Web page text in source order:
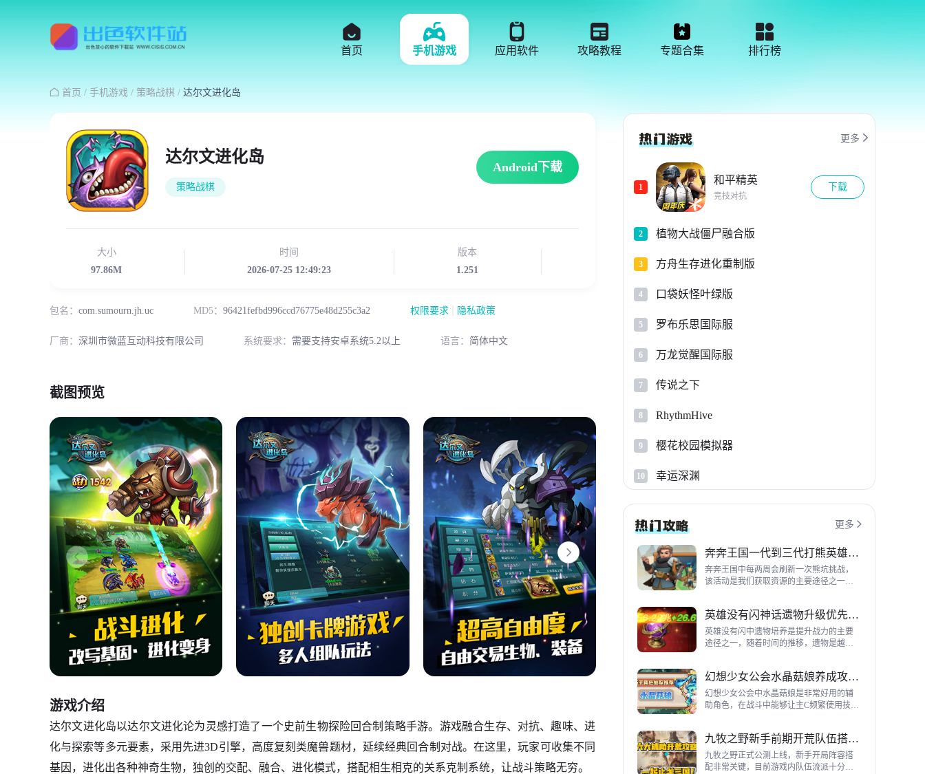
首页 手机游戏 应用软件 攻略教程 专题合集 排行榜
 首页 / 手机游戏 / 策略战棋 / 达尔文进化岛
达尔文进化岛
策略战棋
Android下载
大小
97.86M
时间
2026-07-25 12:49:23
版本
1.251
包名： com.sumourn.jh.uc MD5： 96421fefbd996ccd76775e48d255c3a2 权限要求 隐私政策
厂商： 深圳市微蓝互动科技有限公司 系统要求： 需要支持安卓系统5.2以上 语言： 简体中文
截图预览
游戏介绍
达尔文进化岛以达尔文进化论为灵感打造了一个史前生物探险回合制策略手游。游戏融合生存、对抗、趣味、进
化与探索等多元要素，采用先进3D引擎，高度复刻类魔兽题材，延续经典回合制对战。在这里，玩家可收集不同
基因，进化出各种神奇生物，独创的交配、融合、进化模式，搭配相生相克的关系克制系统，让战斗策略无穷。
更多 
1
和平精英
竞技对抗
下载
2 植物大战僵尸融合版
3 方舟生存进化重制版
4 口袋妖怪叶绿版
5 罗布乐思国际服
6 万龙觉醒国际服
7 传说之下
8 RhythmHive
9 樱花校园模拟器
10 幸运深渊
更多 
奔奔王国一代到三代打熊英雄推荐
奔奔王国中每两周会刷新一次熊坑挑战，
该活动是我们获取资源的主要途径之一，
到三代打熊英雄选择建议，各位参考一
下。
英雄没有闪神话遗物升级优先级指南
英雄没有闪中遗物培养是提升战力的主要
途径之一，随着时间的推移，遗物是越来
神话遗物升级优先级建议。
幻想少女公会水晶菇娘养成攻略详解
幻想少女公会中水晶菇娘是非常好用的辅
助角色，在战斗中能够让主C频繁使用技
成全方位指南，大家来看看吧。
九牧之野新手前期开荒队伍搭配指南
九牧之野正式公测上线，新手开局阵容搭
配非常关键，目前游戏内队伍流派十分丰